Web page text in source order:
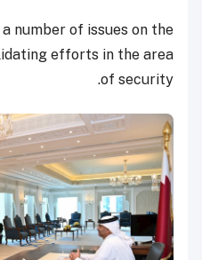
number of issues on the
efforts in the area
of security.